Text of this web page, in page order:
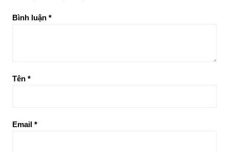
Bình luận *
Tên *
Email *